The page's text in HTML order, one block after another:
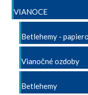
VIANOCE
Betlehemy -
Vianočné ozdoby
Betlehemy